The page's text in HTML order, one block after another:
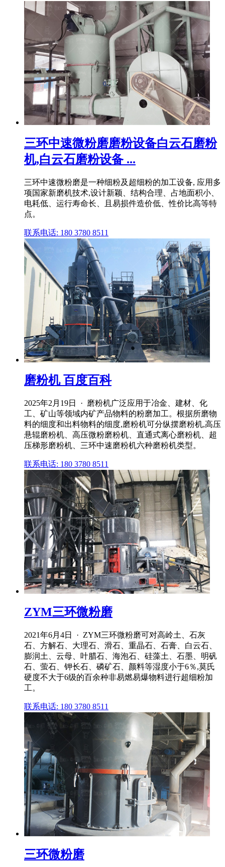
三环中速微粉磨磨粉设备白云石磨粉
机,白云石磨粉设备 ...
三环中速微粉磨是一种细粉及超细粉的加工设备, 应用多
项国家新磨机技术,设计新颖、结构合理、占地面积小、
电耗低、运行寿命长、且易损件造价低、性价比高等特
点。
联系电话: 180 3780 8511
磨粉机 百度百科
2025年2月19日 · 磨粉机广泛应用于冶金、建材、化
工、矿山等领域内矿产品物料的粉磨加工。根据所磨物
料的细度和出料物料的细度,磨粉机可分纵摆磨粉机,高压
悬辊磨粉机、高压微粉磨粉机、直通式离心磨粉机、超
压梯形磨粉机、三环中速磨粉机六种磨粉机类型。
联系电话: 180 3780 8511
ZYM三环微粉磨
2021年6月4日 · ZYM三环微粉磨可对高岭土、石灰
石、方解石、大理石、滑石、重晶石、石膏、白云石、
膨润土、云母、叶腊石、海泡石、硅藻土、石墨、明矾
石、萤石、钾长石、磷矿石、颜料等湿度小于6％,莫氏
硬度不大于6级的百余种非易燃易爆物料进行超细粉加
工。
联系电话: 180 3780 8511
三环微粉磨